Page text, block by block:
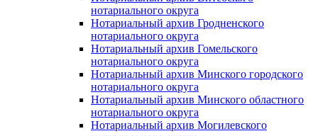
нотариального округа
Нотариальный архив Гродненского
нотариального округа
Нотариальный архив Гомельского
нотариального округа
Нотариальный архив Минского городского
нотариального округа
Нотариальный архив Минского областного
нотариального округа
Нотариальный архив Могилевского